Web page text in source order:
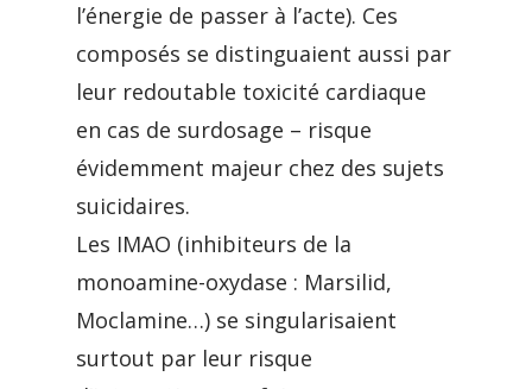
l’énergie de passer à l’acte). Ces
composés se distinguaient aussi par
leur redoutable toxicité cardiaque
en cas de surdosage – risque
évidemment majeur chez des sujets
suicidaires.
Les IMAO (inhibiteurs de la
monoamine-oxydase : Marsilid,
Moclamine…) se singularisaient
surtout par leur risque